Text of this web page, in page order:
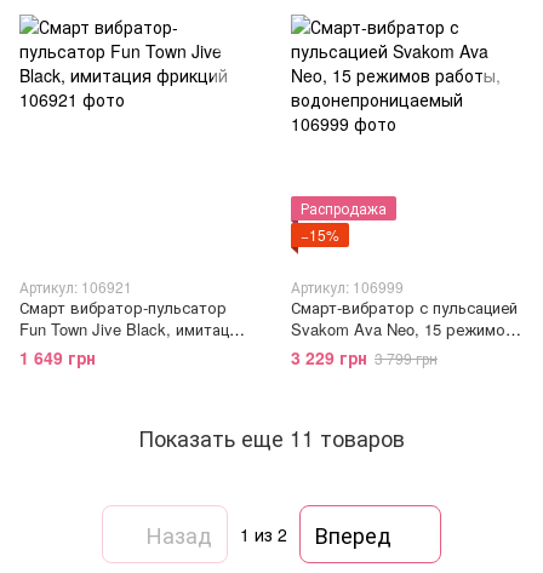
Артикул: 106921
Смарт вибратор-пульсатор
Fun Town Jive Black, имитация
фрикций
1 649 грн
Распродажа
−15%
Артикул: 106999
Смарт-вибратор с пульсацией
Svakom Ava Neo, 15 режимов
работы, водонепроницаемый
3 229 грн 3 799 грн
Показать еще 11 товаров
Назад 1 из 2 Вперед